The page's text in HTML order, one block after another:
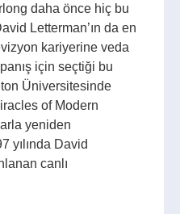
daha önce hiç bu
Letterman’ın da en
kariyerine veda
için seçtiği bu
Üniversitesinde
of Modern
yeniden
yılında David
canlı